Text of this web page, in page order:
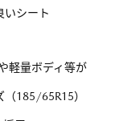
いシート
軽量ボディ等が
185/65R15）